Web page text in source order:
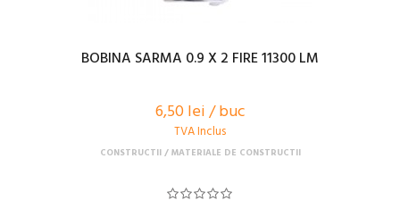
BOBINA SARMA 0.9 X 2 FIRE 11300 LM
6,50 lei / buc
TVA Inclus
CONSTRUCTII MATERIALE DE CONSTRUCTII